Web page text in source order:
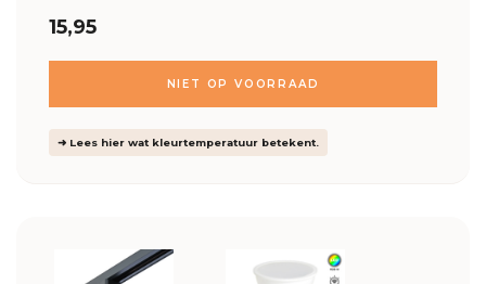
15,95
NIET OP VOORRAAD
➜ Lees hier wat kleurtemperatuur betekent.